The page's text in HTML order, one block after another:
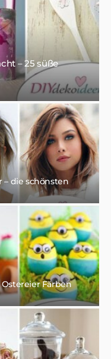
– 25 süße
– die schönsten
Färben